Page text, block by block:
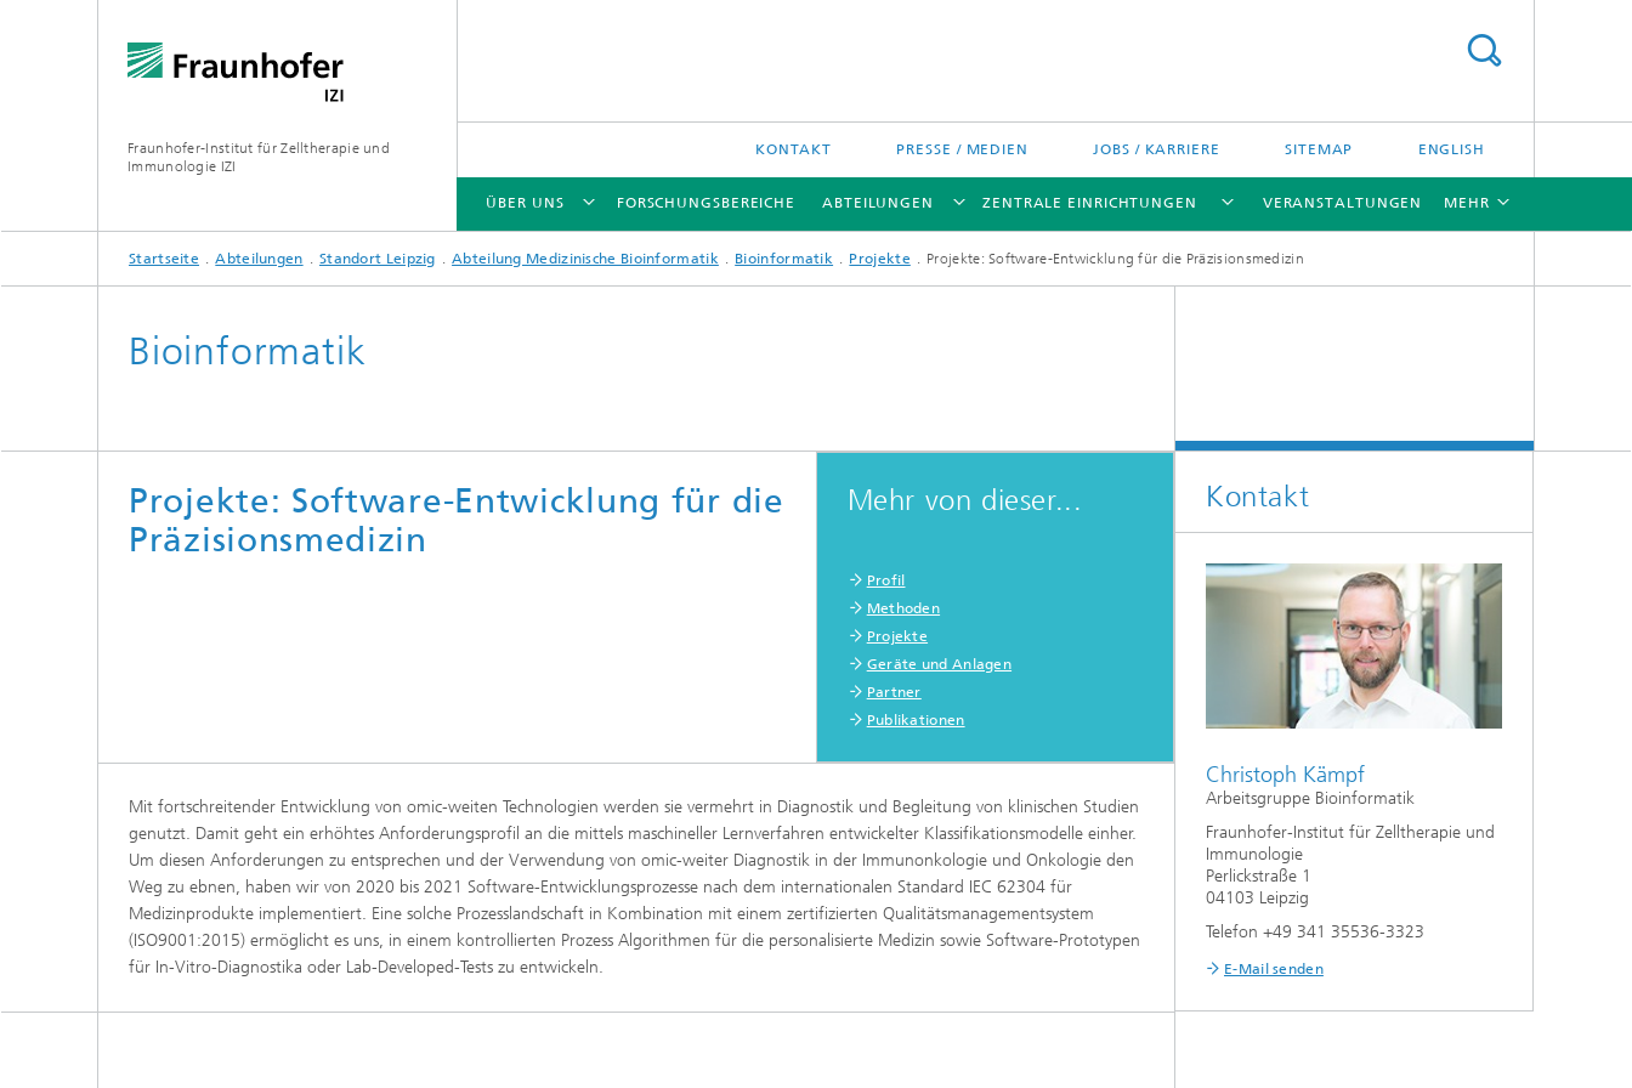
Fraunhofer-Institut für Zelltherapie und
Immunologie IZI
KONTAKT PRESSE / MEDIEN JOBS / KARRIERE SITEMAP ENGLISH
ÜBER UNS
ÜBER UNS
FORSCHUNGSBEREICHE ABTEILUNGEN
ABTEILUNGEN
Gentherapieentwicklung
ZENTRALE EINRICHTUNGEN
ZENTRALE EINRICHTUNGEN
VERANSTALTUNGEN MEHR
Startseite Abteilungen Standort Leipzig Abteilung Medizinische Bioinformatik Bioinformatik Projekte Projekte: Software-Entwicklung für die Präzisionsmedizin
Bioinformatik
Projekte: Software-Entwicklung für die
Präzisionsmedizin
Mehr von dieser...
Profil
Methoden
Projekte
Geräte und Anlagen
Partner
Publikationen
Mit fortschreitender Entwicklung von omic-weiten Technologien werden sie vermehrt in Diagnostik und Begleitung von klinischen Studien
genutzt. Damit geht ein erhöhtes Anforderungsprofil an die mittels maschineller Lernverfahren entwickelter Klassifikationsmodelle einher.
Um diesen Anforderungen zu entsprechen und der Verwendung von omic-weiter Diagnostik in der Immunonkologie und Onkologie den
Weg zu ebnen, haben wir von 2020 bis 2021 Software-Entwicklungsprozesse nach dem internationalen Standard IEC 62304 für
Medizinprodukte implementiert. Eine solche Prozesslandschaft in Kombination mit einem zertifizierten Qualitätsmanagementsystem
(ISO9001:2015) ermöglicht es uns, in einem kontrollierten Prozess Algorithmen für die personalisierte Medizin sowie Software-Prototypen
für In-Vitro-Diagnostika oder Lab-Developed-Tests zu entwickeln.
Kontakt
Christoph Kämpf
Arbeitsgruppe Bioinformatik
Fraunhofer-Institut für Zelltherapie und
Immunologie
Perlickstraße 1
04103 Leipzig
Telefon +49 341 35536-3323
E-Mail senden